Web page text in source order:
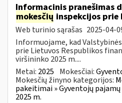
Informacinis pranešimas
mokesčių inspekcijos prie
Web turinio sąrašas 2025-04-
Informuojame, kad Valstybinės
prie Lietuvos Respublikos
viršininko 2025 m....
Metai: 2025 Mokesčiai:
Mokesčių žinyno kategorijos:
pakeitimai » Gyventojų
2025 m.